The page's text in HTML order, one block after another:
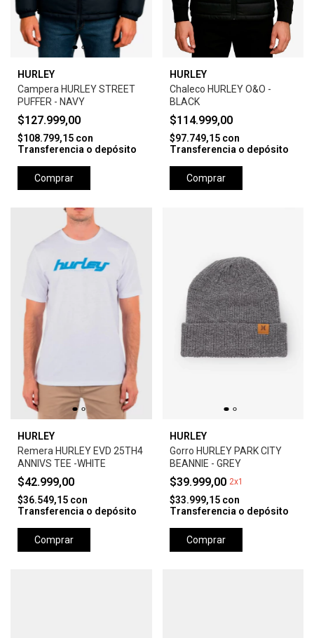
HURLEY
Campera HURLEY STREET
PUFFER - NAVY
$127.999,00
$108.799,15 con
Transferencia o depósito
Comprar
HURLEY
Chaleco HURLEY O&O -
BLACK
$114.999,00
$97.749,15 con
Transferencia o depósito
Comprar
HURLEY
Remera HURLEY EVD 25TH4
ANNIVS TEE -WHITE
$42.999,00
$36.549,15 con
Transferencia o depósito
Comprar
HURLEY
Gorro HURLEY PARK CITY
BEANNIE - GREY
$39.999,00 2x1
$33.999,15 con
Transferencia o depósito
Comprar